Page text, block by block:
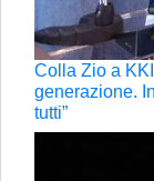
Colla Zio a
generazione.
tutti”